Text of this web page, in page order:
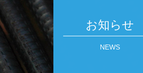
お知らせ
NEWS